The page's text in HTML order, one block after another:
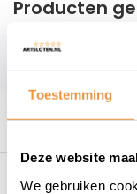
Toestemming
Deze website
We gebruiken
Producten